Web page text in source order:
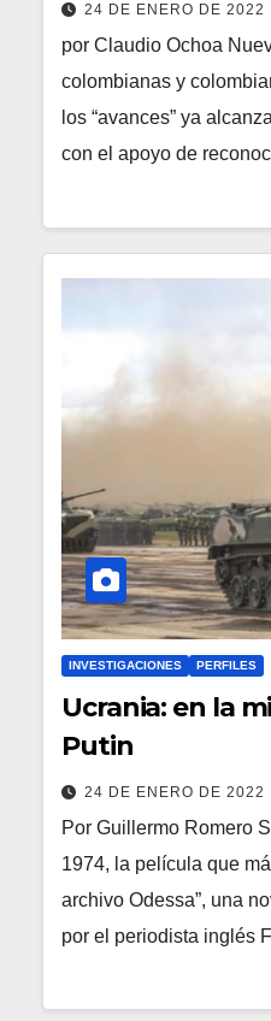
24 DE ENERO DE 2022
por Claudio Ochoa
colombianas y
los “avances” ya
con el apoyo de
INVESTIGACIONES PERFILES
Ucrania: en la
Putin
24 DE ENERO DE 2022
Por Guillermo Romero
1974, la película que
archivo Odessa”, una
por el periodista inglés